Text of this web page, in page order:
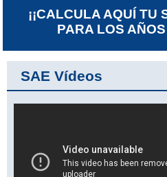
¡¡CALCULA AQUÍ TU
PARA LOS
SAE Vídeos